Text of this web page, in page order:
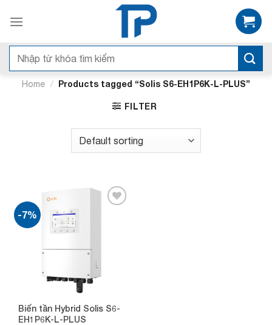
qua
dungSearch
Home / Products tagged “Solis S6-EH1P6K-L-PLUS”
FILTER
-7%
Biến tần Hybrid Solis S6-
EH1P6K-L-PLUS